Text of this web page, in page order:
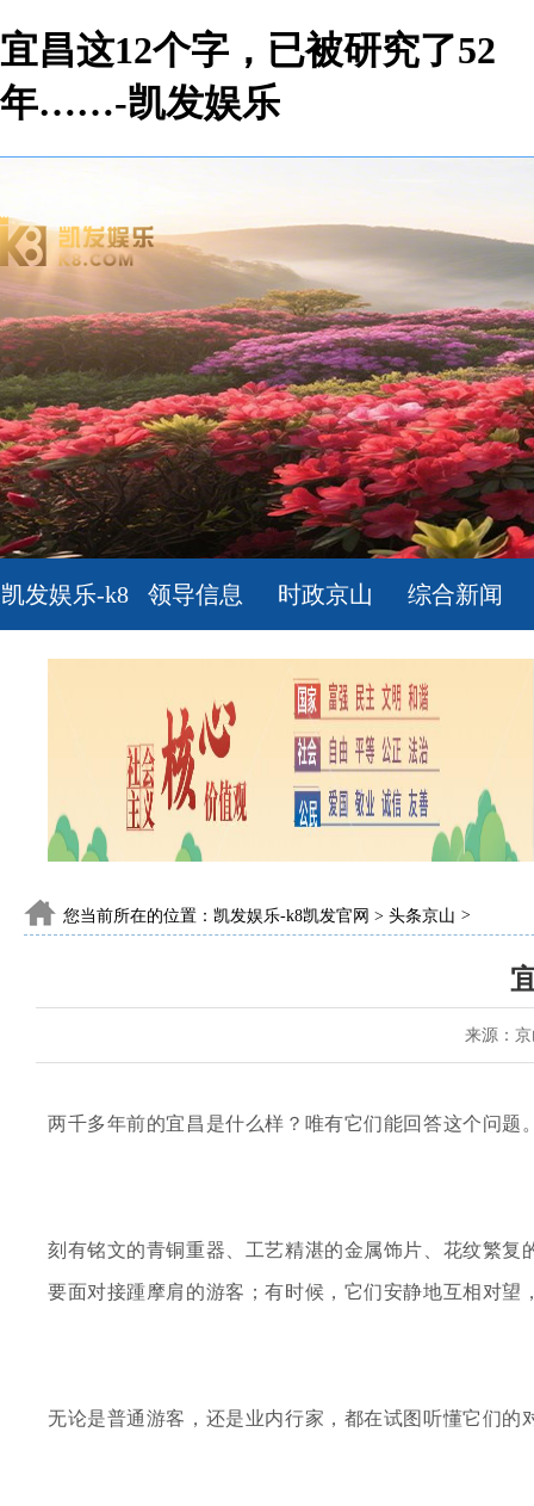
宜昌这12个字，已被研究了52
年……-凯发娱乐
凯发娱乐-k8
凯发官网
领导信息 时政京山 综合新闻
您当前所在的位置： 凯发娱乐-k8凯发官网 > 头条京山 >
来源：
两千多年前的宜昌是什么样？唯有它们能回答这个问题
刻有铭文的青铜重器、工艺精湛的金属饰片、花纹繁复
要面对接踵摩肩的游客；有时候，它们安静地互相对
无论是普通游客，还是业内行家，都在试图听懂它们的